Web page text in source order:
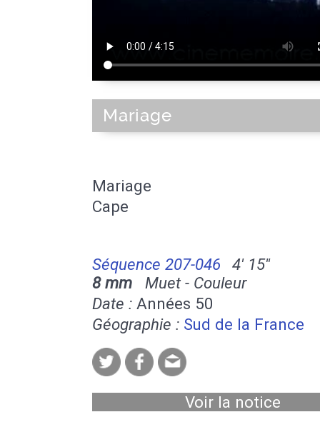
Mariage
Mariage
Cape
Séquence 207-046
4' 15''
8 mm Muet - Couleur
Date : Années 50
Géographie : Sud de la France
Voir la notice